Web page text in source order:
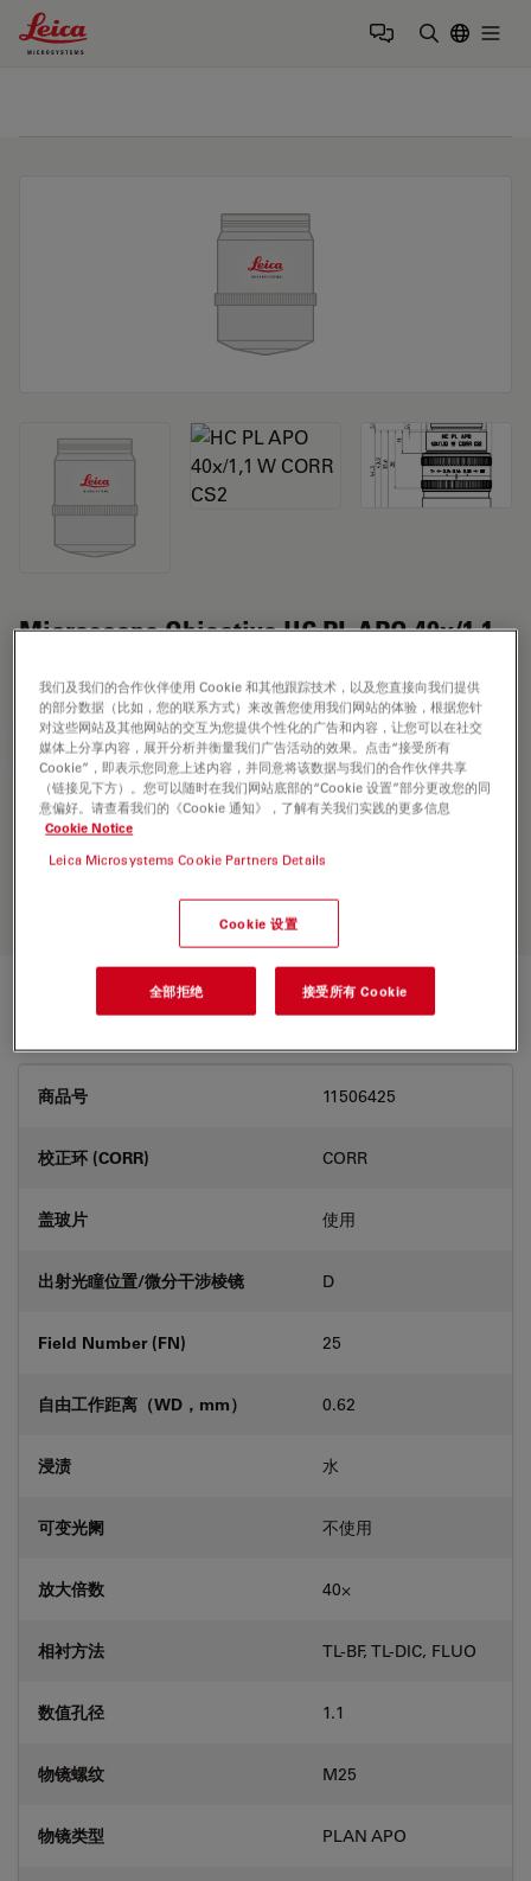
Leica Microsystems Logo
Microscope Objective HC PL APO 40x/1,1
索取报价
ourObjective Finder
your needs.
技术规格
商品号 11506425
校正环 (CORR) CORR
盖玻片 使用
出射光瞳位置/微分干涉棱镜 D
Field Number (FN) 25
自由工作距离（WD，mm） 0.62
浸渍 水
可变光阑 不使用
放大倍数 40⨉
相衬方法 TL-BF, TL-DIC, FLUO
数值孔径 1.1
物镜螺纹 M25
物镜类型 PLAN APO
我们及我们的合作伙伴使用 Cookie 和其他跟踪技术，以及您直接向我们提供
的部分数据（比如，您的联系方式）来改善您使用我们网站的体验，根据您针
对这些网站及其他网站的交互为您提供个性化的广告和内容，让您可以在社交
媒体上分享内容，展开分析并衡量我们广告活动的效果。点击“接受所有
Cookie”，即表示您同意上述内容，并同意将该数据与我们的合作伙伴共享
（链接见下方）。您可以随时在我们网站底部的“Cookie 设置”部分更改您的同
意偏好。请查看我们的《Cookie 通知》，了解有关我们实践的更多信息
Cookie Notice
Leica Microsystems Cookie Partners Details
Cookie 设置
全部拒绝 接受所有 Cookie